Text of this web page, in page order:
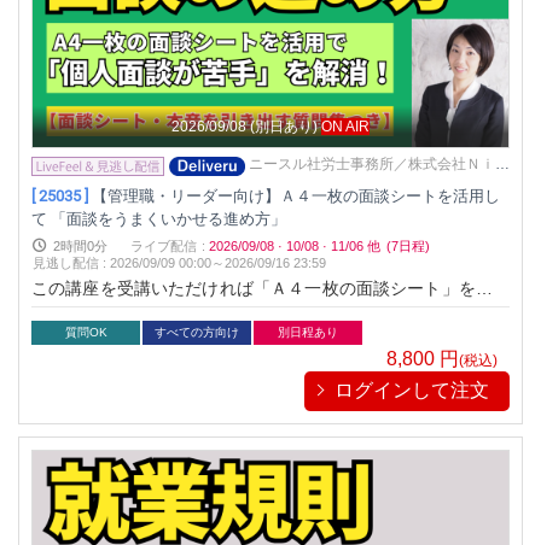
2026/09/08 (別日あり) ON AIR
ニースル社労士事務所／株式会社Ｎｉｅ
[ 25035 ]
【管理職・リーダー向け】Ａ４一枚の面談シートを活用し
て 「面談をうまくいかせる進め方」
2時間0分 ライブ配信 : 2026/09/08 · 10/08 · 11/06 他 (7日程)
見逃し配信 :2026/09/09 00:00～2026/09/16 23:59
この講座を受講いただければ「Ａ４一枚の面談シート」を使い
ながら 個人面談進めることができますので、 どなたでもうま
く進められるようになります。 面談の基本的な流れ、面談時の
声かけ、始め方から終わり方まで、 たくさんのことを分かりや
質問OK すべての方向け 別日程あり
8,800 円(税込)
ログインして注文